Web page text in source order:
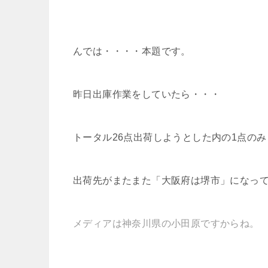
んでは・・・・本題です。
昨日出庫作業をしていたら・・・
トータル26点出荷しようとした内の1点のみ
出荷先がまたまた「大阪府は堺市」になっ
メディアは神奈川県の小田原ですからね。